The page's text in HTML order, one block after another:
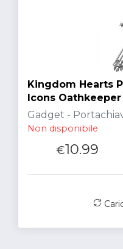
Kingdom Hearts
Icons Oathkeeper
Gadget -
Non disponibile
€10.99